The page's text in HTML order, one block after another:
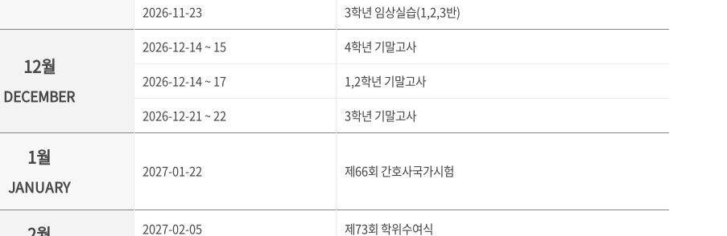
2026-11-23
3학년 임상실습(1,2,3반)
12월
DECEMBER
2026-12-14 ~ 15
4학년 기말고사
2026-12-14 ~ 17
1,2학년 기말고사
2026-12-21 ~ 22
3학년 기말고사
1월
JANUARY
2027-01-22 제66회 간호사국가시험
2027-02-05 제73회 학위수여식